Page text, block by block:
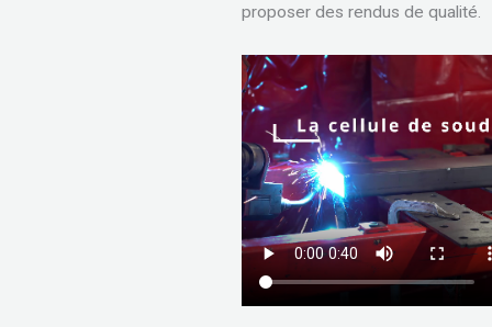
proposer des rendus de qualité.